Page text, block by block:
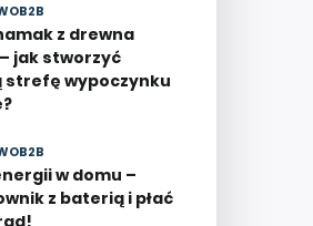
z drewna
jak stworzyć
strefę wypoczynku
w domu –
z baterią i płać